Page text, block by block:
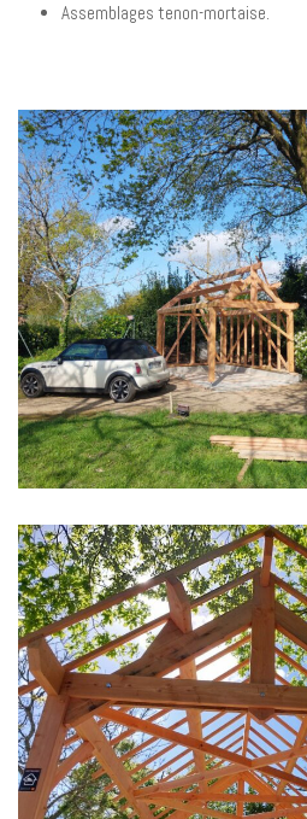
Assemblages tenon-mortaise.